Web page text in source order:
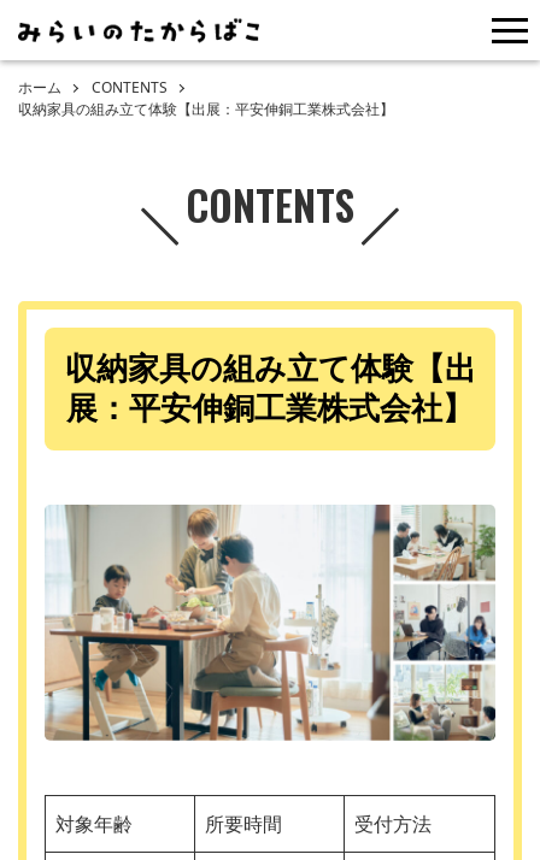
ホーム
CONTENTS
収納家具の組み立て体験【出展：平安伸銅工業株式会社】
CONTENTS
収納家具の組み立て体験【出
展：平安伸銅工業株式会社】
対象年齢 所要時間 受付方法